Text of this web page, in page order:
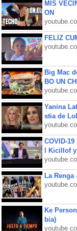
MIS
ON
FELIZ
Big Mac
BO UN
Yanina
stia de
COVID-
l Kicillof
La
Ke
bia)